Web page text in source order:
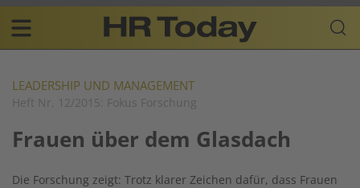
Skip
content
Plattform
für
Resources
navigation
DE
LEADERSHIP UND MANAGEMENT
Heft Nr. 12/2015: Fokus Forschung
Frauen über dem Glasdach
Die Forschung zeigt: Trotz klarer Zeichen dafür, dass Frauen